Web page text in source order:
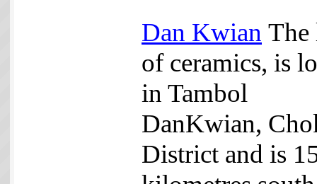
Dan Kwian The
of ceramics, is
in Tambol
DanKwian,
District and is